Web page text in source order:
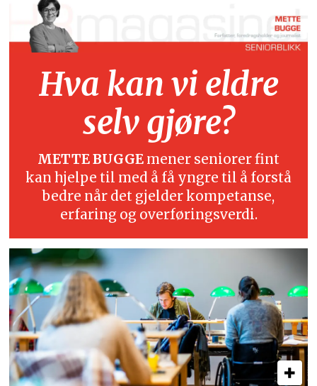
Hva kan vi eldre
selv gjøre?
METTE BUGGE mener seniorer fint
kan hjelpe til med å få yngre til å forstå
bedre når det gjelder kompetanse,
erfaring og overføringsverdi.